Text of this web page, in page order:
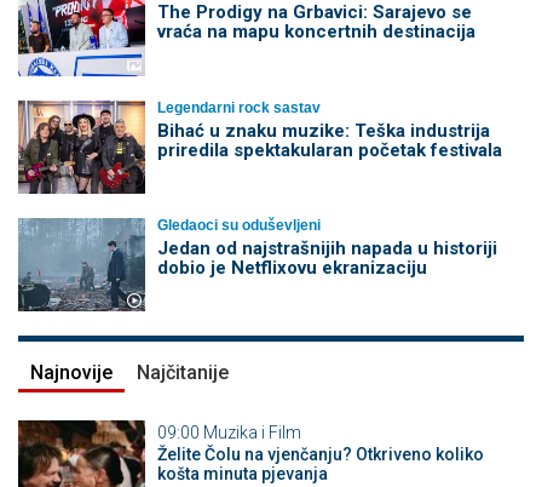
The Prodigy na Grbavici: Sarajevo se
vraća na mapu koncertnih destinacija
Legendarni rock sastav
Bihać u znaku muzike: Teška industrija
priredila spektakularan početak festivala
Gledaoci su oduševljeni
Jedan od najstrašnijih napada u historiji
dobio je Netflixovu ekranizaciju
Najnovije Najčitanije
09:00 Muzika i Film
Želite Čolu na vjenčanju? Otkriveno koliko
košta minuta pjevanja